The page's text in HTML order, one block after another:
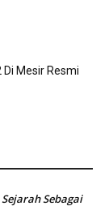
Mesir Resmi
Sebagai